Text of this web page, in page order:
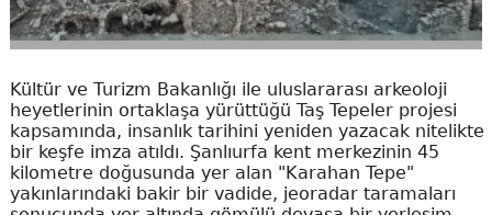
Kültür ve Turizm Bakanlığı ile uluslararası arkeoloji
heyetlerinin ortaklaşa yürüttüğü Taş Tepeler projesi
kapsamında, insanlık tarihini yeniden yazacak nitelikte
bir keşfe imza atıldı. Şanlıurfa kent merkezinin 45
kilometre doğusunda yer alan "Karahan Tepe"
yakınlarındaki bakir bir vadide, jeoradar taramaları